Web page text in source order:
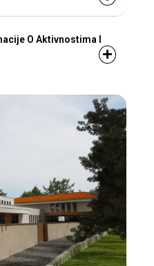
O Aktivnostima I